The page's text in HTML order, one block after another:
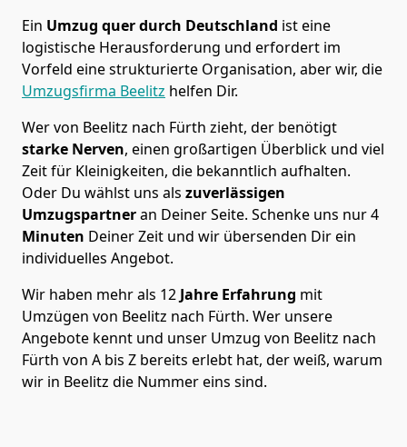
Ein Umzug quer durch Deutschland ist eine
logistische Herausforderung und erfordert im
Vorfeld eine strukturierte Organisation, aber wir, die
Umzugsfirma Beelitz helfen Dir.
Wer von Beelitz nach Fürth zieht, der benötigt
starke Nerven, einen großartigen Überblick und viel
Zeit für Kleinigkeiten, die bekanntlich aufhalten.
Oder Du wählst uns als zuverlässigen
Umzugspartneran Deiner Seite. Schenke uns nur4
Minuten Deiner Zeit und wir übersenden Dir ein
individuelles Angebot.
Wir haben mehr als 12 Jahre Erfahrung mit
Umzügen von Beelitz nach Fürth. Wer unsere
Angebote kennt und unser Umzug von Beelitz nach
Fürth von A bis Z bereits erlebt hat, der weiß, warum
wir in Beelitz die Nummer eins sind.